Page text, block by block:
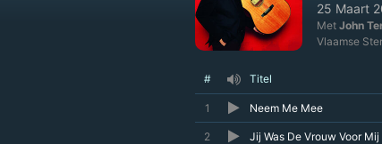
25 Maart
Met John
Vlaamse
# Titel
1 Neem Me Mee
2 Jij Was De Vrouw Voor Mij